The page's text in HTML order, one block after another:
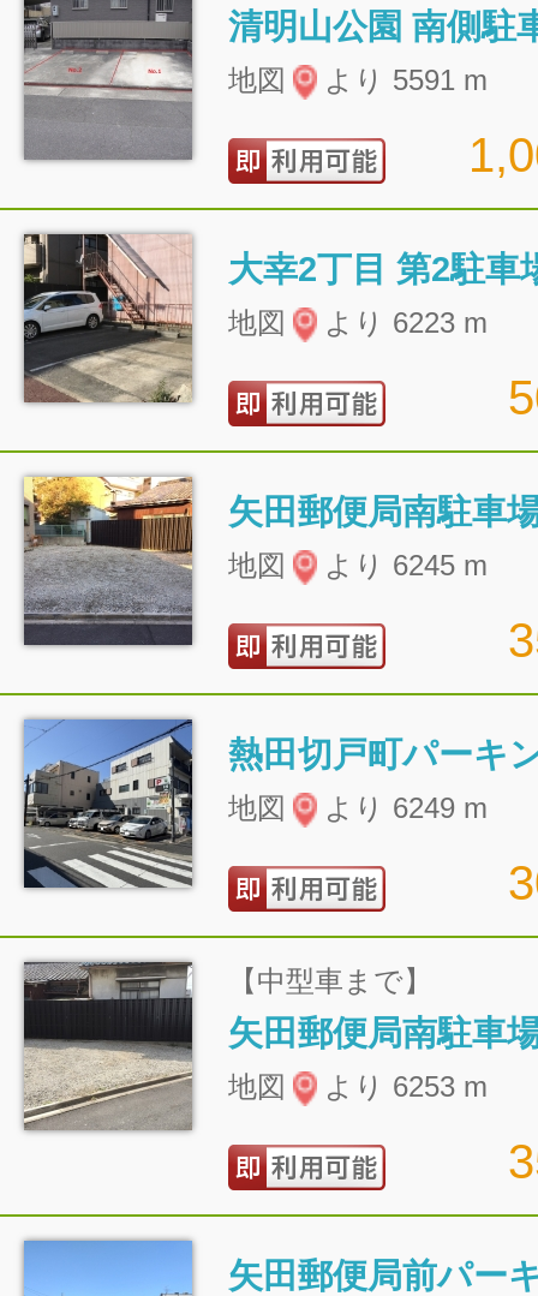
清明山公園 南側駐
地図 より 5591 m
大幸2丁目 第2駐車
地図 より 6223 m
矢田郵便局南駐車
地図 より 6245 m
熱田切戸町パーキ
地図 より 6249 m
【中型車まで】
矢田郵便局南駐車
地図 より 6253 m
矢田郵便局前パー